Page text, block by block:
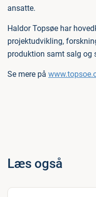
ansatte.
Haldor Topsøe har
projektudvikling,
produktion samt salg og
Se mere på
Læs også